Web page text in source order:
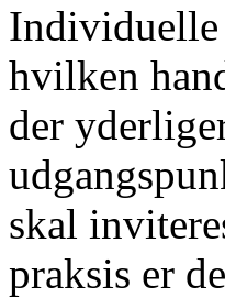
Individuelle
hvilken
der
skal
praksis er